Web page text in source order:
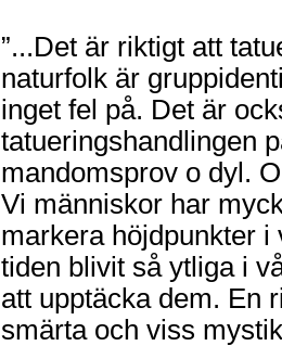
”...Det är riktigt att
naturfolk är
inget fel på. Det är
tatueringshandlingen
mandomsprov o dyl.
Vi människor har
markera höjdpunkter i
tiden blivit så ytliga i
att upptäcka dem. En
smärta och viss